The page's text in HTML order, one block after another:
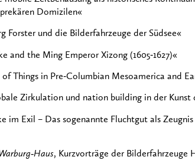
Domizilen«
Forster und die Bilderfahrzeuge der Südsee«
and the Ming Emperor Xizong (1605‐1627)«
of Things in Pre‐Columbian Mesoamerica and
Zirkulation und nation building in der Kunst
im Exil – Das sogenannte Fluchtgut als
, Kurzvorträge der Bilderfahrzeuge